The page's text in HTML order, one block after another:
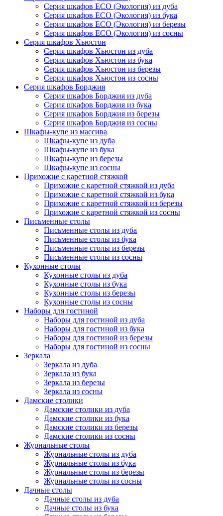
Серия шкафов ECO (Экология) из дуба
Серия шкафов ECO (Экология) из бука
Серия шкафов ECO (Экология) из березы
Серия шкафов ECO (Экология) из сосны
Серия шкафов Хьюстон
Серия шкафов Хьюстон из дуба
Серия шкафов Хьюстон из бука
Серия шкафов Хьюстон из березы
Серия шкафов Хьюстон из сосны
Серия шкафов Борджия
Серия шкафов Борджия из дуба
Серия шкафов Борджия из бука
Серия шкафов Борджия из березы
Серия шкафов Борджия из сосны
Шкафы-купе из массива
Шкафы-купе из дуба
Шкафы-купе из бука
Шкафы-купе из березы
Шкафы-купе из сосны
Прихожие с каретной стяжкой
Прихожие с каретной стяжкой из дуба
Прихожие с каретной стяжкой из бука
Прихожие с каретной стяжкой из березы
Прихожие с каретной стяжкой из сосны
Письменные столы
Письменные столы из дуба
Письменные столы из бука
Письменные столы из березы
Письменные столы из сосны
Кухонные столы
Кухонные столы из дуба
Кухонные столы из бука
Кухонные столы из березы
Кухонные столы из сосны
Наборы для гостиной
Наборы для гостиной из дуба
Наборы для гостиной из бука
Наборы для гостиной из березы
Наборы для гостиной из сосны
Зеркала
Зеркала из дуба
Зеркала из бука
Зеркала из березы
Зеркала из сосны
Дамские столики
Дамские столики из дуба
Дамские столики из бука
Дамские столики из березы
Дамские столики из сосны
Журнальные столы
Журнальные столы из дуба
Журнальные столы из бука
Журнальные столы из березы
Журнальные столы из сосны
Дачные столы
Дачные столы из дуба
Дачные столы из бука